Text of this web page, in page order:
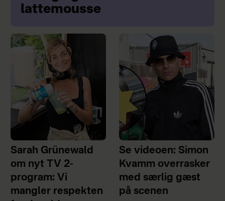
lattemousse
Sarah Grünewald
om nyt TV 2-
program: Vi
mangler respekten
Se videoen: Simon
Kvamm overrasker
med særlig gæst
på scenen